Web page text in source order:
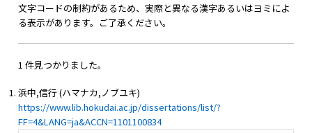
文字コードの制約があるため、実際と異なる漢字あるいはヨミによ
る表示があります。ご了承ください。
1 件見つかりました。
浜中,信行 (ハマナカ,ノブユキ)
https://www.lib.hokudai.ac.jp/dissertations/list/?
FF=4&LANG=ja&ACCN=1101100834